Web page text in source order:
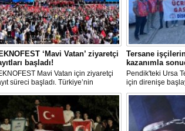
‘Mavi Vatan’ ziyaretçi
başladı!
Mavi Vatan için ziyaretçi
süreci başladı. Türkiye’nin
ve savunma teknolojilerine
etkinliği, 20-23 Ağustos
arasında Gölcük Tersanesi
gerçekleştirilecek.
Tersane
kazanımla
Pendik'teki Ursa
için direnişe
işçinin
arabulucu
alacakların
Sendika, sözlerin
direnişin